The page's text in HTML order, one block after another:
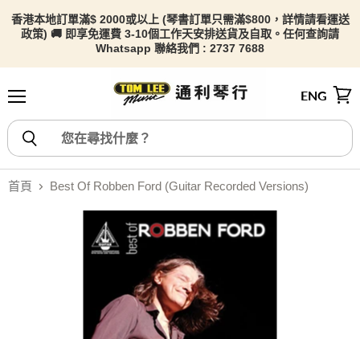
香港本地訂單滿$ 2000或以上 (琴書訂單只需滿$800，詳情請看運送
政策) 🚚 即享免運費 3-10個工作天安排送貨及自取。任何查詢請
Whatsapp 聯絡我們 : 2737 7688
ENG
首頁 Best Of Robben Ford (Guitar Recorded Versions)